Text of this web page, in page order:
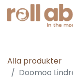
Alla produkter
Doomoo